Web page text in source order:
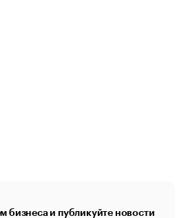
бизнеса и публикуйте новости